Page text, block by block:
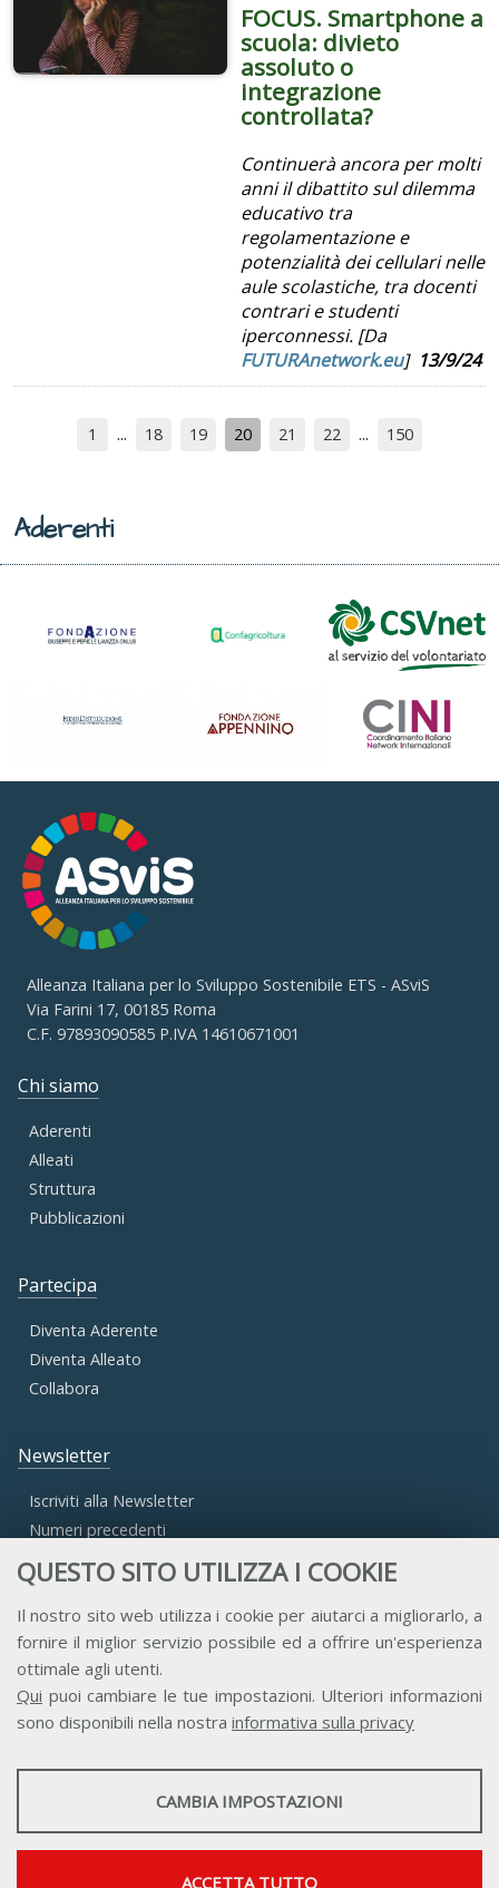
QUESTO SITO UTILIZZA I COOKIE
Il nostro sito web utilizza i cookie per aiutarci a migliorarlo, a
fornire il miglior servizio possibile ed a offrire un'esperienza
ottimale agli utenti.
Qui puoi cambiare le tue impostazioni. Ulteriori informazioni
sono disponibili nella nostra informativa sulla privacy
STATISTICHE
Mostra maggiori informazioni
CAMBIA IMPOSTAZIONI
ACCETTA TUTTO
FOCUS. Smartphone a
scuola: divieto
assoluto o
integrazione
controllata?
Continuerà ancora per molti
anni il dibattito sul dilemma
educativo tra
regolamentazione e
potenzialità dei cellulari nelle
aule scolastiche, tra docenti
contrari e studenti
iperconnessi. [Da
FUTURAnetwork.eu] 13/9/24
1 18 19 20 21 22 150
Aderenti
Alleanza Italiana per lo Sviluppo Sostenibile ETS - ASviS
Via Farini 17, 00185 Roma
C.F. 97893090585 P.IVA 14610671001
Chi siamo
Aderenti
Alleati
Struttura
Pubblicazioni
Partecipa
Diventa Aderente
Diventa Alleato
Collabora
Newsletter
Iscriviti alla Newsletter
Numeri precedenti
Accesso Aderenti
Accesso Consulta
Accesso Team
Contatti Privacy Trasparenza Credits